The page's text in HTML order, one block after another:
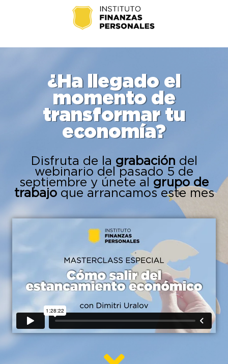
¿Ha llegado el
momento de
transformar tu
economía?
Disfruta de la grabación del
webinario del pasado 5 de
septiembre y únete al grupo de
trabajoque arrancamos este mes